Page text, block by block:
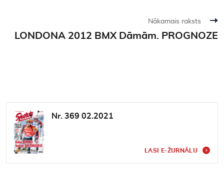
Nākamais raksts
LONDONA 2012 BMX Dāmām. PROGNOZE
Nr. 369 02.2021
LASI E-ŽURNĀLU